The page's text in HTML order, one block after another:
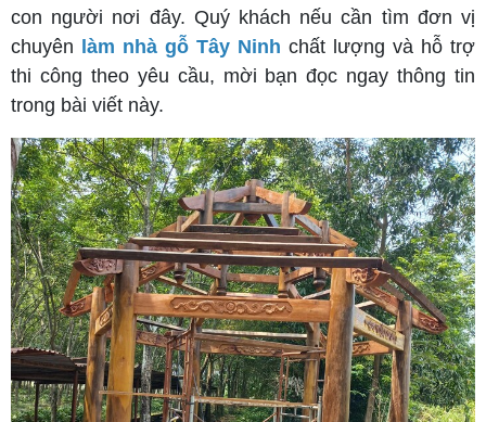
con người nơi đây. Quý khách nếu cần tìm đơn vị
chuyên
làm nhà gỗ Tây Ninh chất lượng và hỗ trợ
thi công theo yêu cầu, mời bạn đọc ngay thông tin
trong bài viết này.